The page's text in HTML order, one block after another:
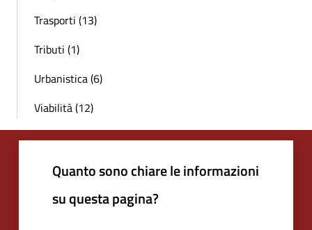
Trasporti (13)
Tributi (1)
Urbanistica (6)
Viabilità (12)
Quanto sono chiare le informazioni
su questa pagina?